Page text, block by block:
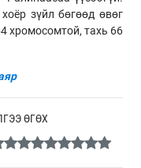
зүйл бөгөөд өвөг
хромосомтой, тахь 66
ӨГӨХ